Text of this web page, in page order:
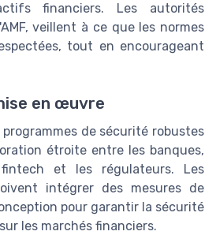
financiers. Les autorités
veillent à ce que les normes
tout en encourageant
en œuvre
de sécurité robustes
étroite entre les banques,
et les régulateurs. Les
intégrer des mesures de
pour garantir la sécurité
les marchés financiers.